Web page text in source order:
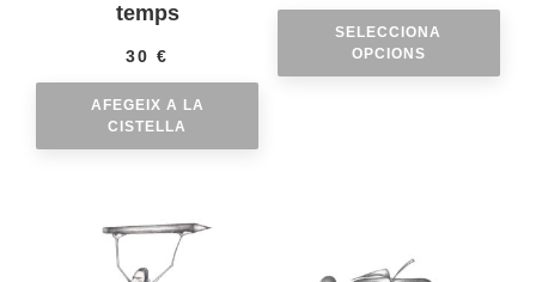
temps
30€
AFEGEIX A LA
CISTELLA
SELECCIONA
OPCIONS